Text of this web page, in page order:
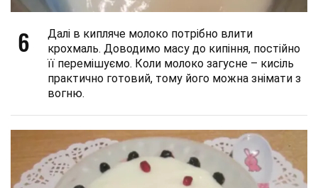
6
Далі в кипляче молоко потрібно влити
крохмаль. Доводимо масу до кипіння, постійно
її перемішуємо. Коли молоко загусне – кисіль
практично готовий, тому його можна знімати з
вогню.